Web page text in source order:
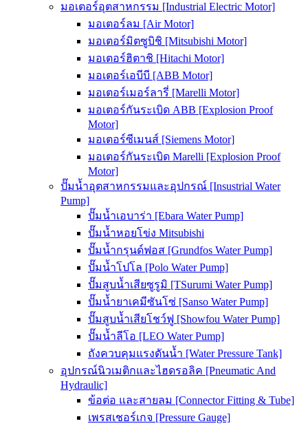
มอเตอร์อุตสาหกรรม [Industrial Electric Motor]
มอเตอร์ลม [Air Motor]
มอเตอร์มิตซูบิชิ [Mitsubishi Motor]
มอเตอร์ฮิตาชิ [Hitachi Motor]
มอเตอร์เอบีบี [ABB Motor]
มอเตอร์เมอร์ลารี่ [Marelli Motor]
มอเตอร์กันระเบิด ABB [Explosion Proof
Motor]
มอเตอร์ซีเมนส์ [Siemens Motor]
มอเตอร์กันระเบิด Marelli [Explosion Proof
Motor]
ปั๊มน้ำอุตสาหกรรมและอุปกรณ์ [Insustrial Water
Pump]
ปั๊มน้ำเอบาร่า [Ebara Water Pump]
ปั๊มน้ำหอยโข่ง Mitsubishi
ปั๊มน้ำกรุนด์ฟอส [Grundfos Water Pump]
ปั๊มน้ำโปโล [Polo Water Pump]
ปั๊มสูบน้ำเสียซูรูมิ [TSurumi Water Pump]
ปั๊มน้ำยาเคมีซันโซ่ [Sanso Water Pump]
ปั๊มสูบน้ำเสียโชว์ฟู [Showfou Water Pump]
ปั๊มน้ำลีโอ [LEO Water Pump]
ถังควบคุมแรงดันน้ำ [Water Pressure Tank]
อุปกรณ์นิวเมติกและไฮดรอลิค [Pneumatic And
Hydraulic]
ข้อต่อ และสายลม [Connector Fitting & Tube]
เพรสเชอร์เกจ [Pressure Gauge]